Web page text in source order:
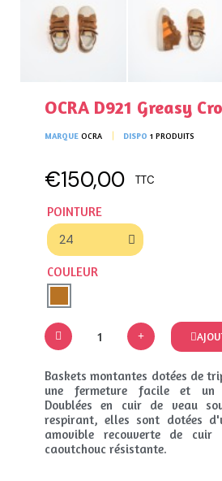
OCRA D921 Greasy
MARQUE OCRA DISPO 1 PRODUITS
€150,00 TTC
POINTURE
COULEUR
Baskets montantes dotées de
une fermeture facile et un
Doublées en cuir de veau
respirant, elles sont dotées
amovible recouverte de
caoutchouc résistante.